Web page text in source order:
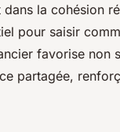
la cohésion
pour saisir
favorise non
partagée,